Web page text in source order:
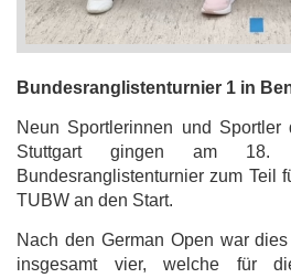
Bundesranglistenturnier 1 in
Neun Sportlerinnen und Sportler
Stuttgart gingen am 18.
Bundesranglistenturnier zum Teil
TUBW an den Start.
Nach den German Open war
insgesamt vier, welche für